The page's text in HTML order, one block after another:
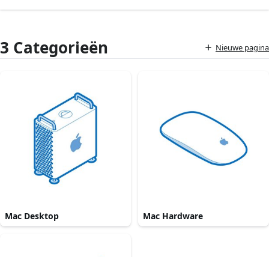
3 Categorieën Nieuwe pagina
Mac Desktop Mac Hardware